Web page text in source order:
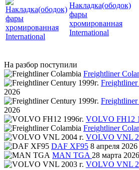
Накладка(ободок)
фары
хромированная
International
На разбор поступили
Freightliner
Freightliner
2026
Freightliner
2026
VOLVO FH12
Freightliner
VOLVO VNL
DAF XF95 8 апреля 2026
MAN TGA 28 марта 2026
VOLVO VNL